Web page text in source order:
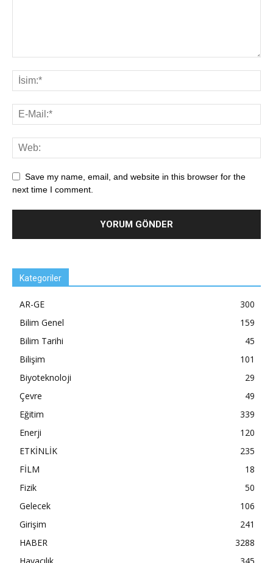
Save my name, email, and website in this browser for the
next time I comment.
Kategoriler
AR-GE
300
Bilim Genel
159
Bilim Tarihi
45
Bilişim
101
Biyoteknoloji
29
Çevre
49
Eğitim
339
Enerji
120
ETKİNLİK
235
FİLM
18
Fizik
50
Gelecek
106
Girişim
241
HABER
3288